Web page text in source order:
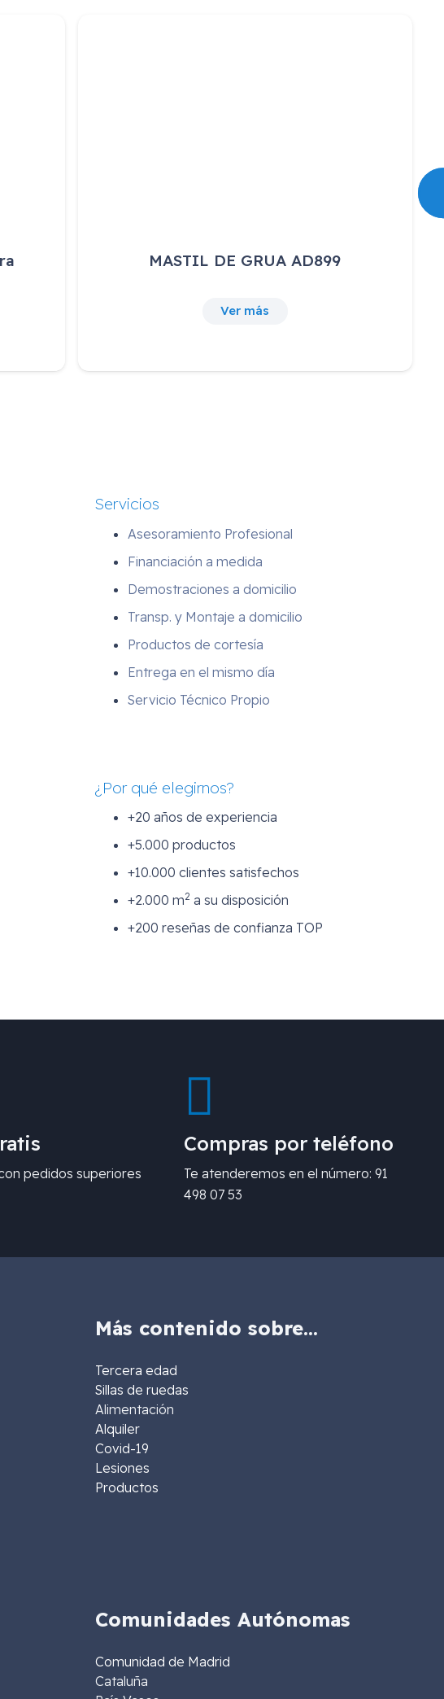
Cojín Postural NANO-ABDUCCIÓN
Ver más
Servicios
Asesoramiento Profesional
Financiación a medida
Demostraciones a domicilio
Transp. y Montaje a domicilio
Productos de cortesía
Entrega en el mismo día
Servicio Técnico Propio
¿Por qué elegirnos?
+20 años de experiencia
+5.000 productos
+10.000 clientes satisfechos
+2.000 m2 a su disposición
+200 reseñas de confianza TOP
pedidos superiores
Compras por teléfono
Te atenderemos en el número: 91
498 07 53
Más contenido sobre…
Tercera edad
Sillas de ruedas
Alimentación
Alquiler
Covid-19
Lesiones
Productos
Comunidades Autónomas
Comunidad de Madrid
Cataluña